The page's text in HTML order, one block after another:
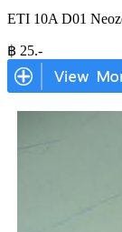
ETI 10A D01
฿ 25.-